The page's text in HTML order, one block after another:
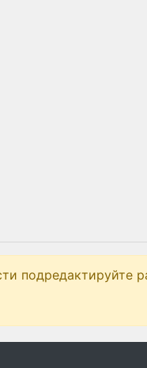
подредактируйте